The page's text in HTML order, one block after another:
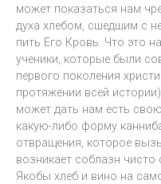
может показаться нам
духа хлебом, сшедшим с
пить Его Кровь. Что это
ученики, которые были
первого поколения
протяжении всей
может дать нам есть
какую-либо форму
отвращения, которое
возникает соблазн
Якобы хлеб и вино на